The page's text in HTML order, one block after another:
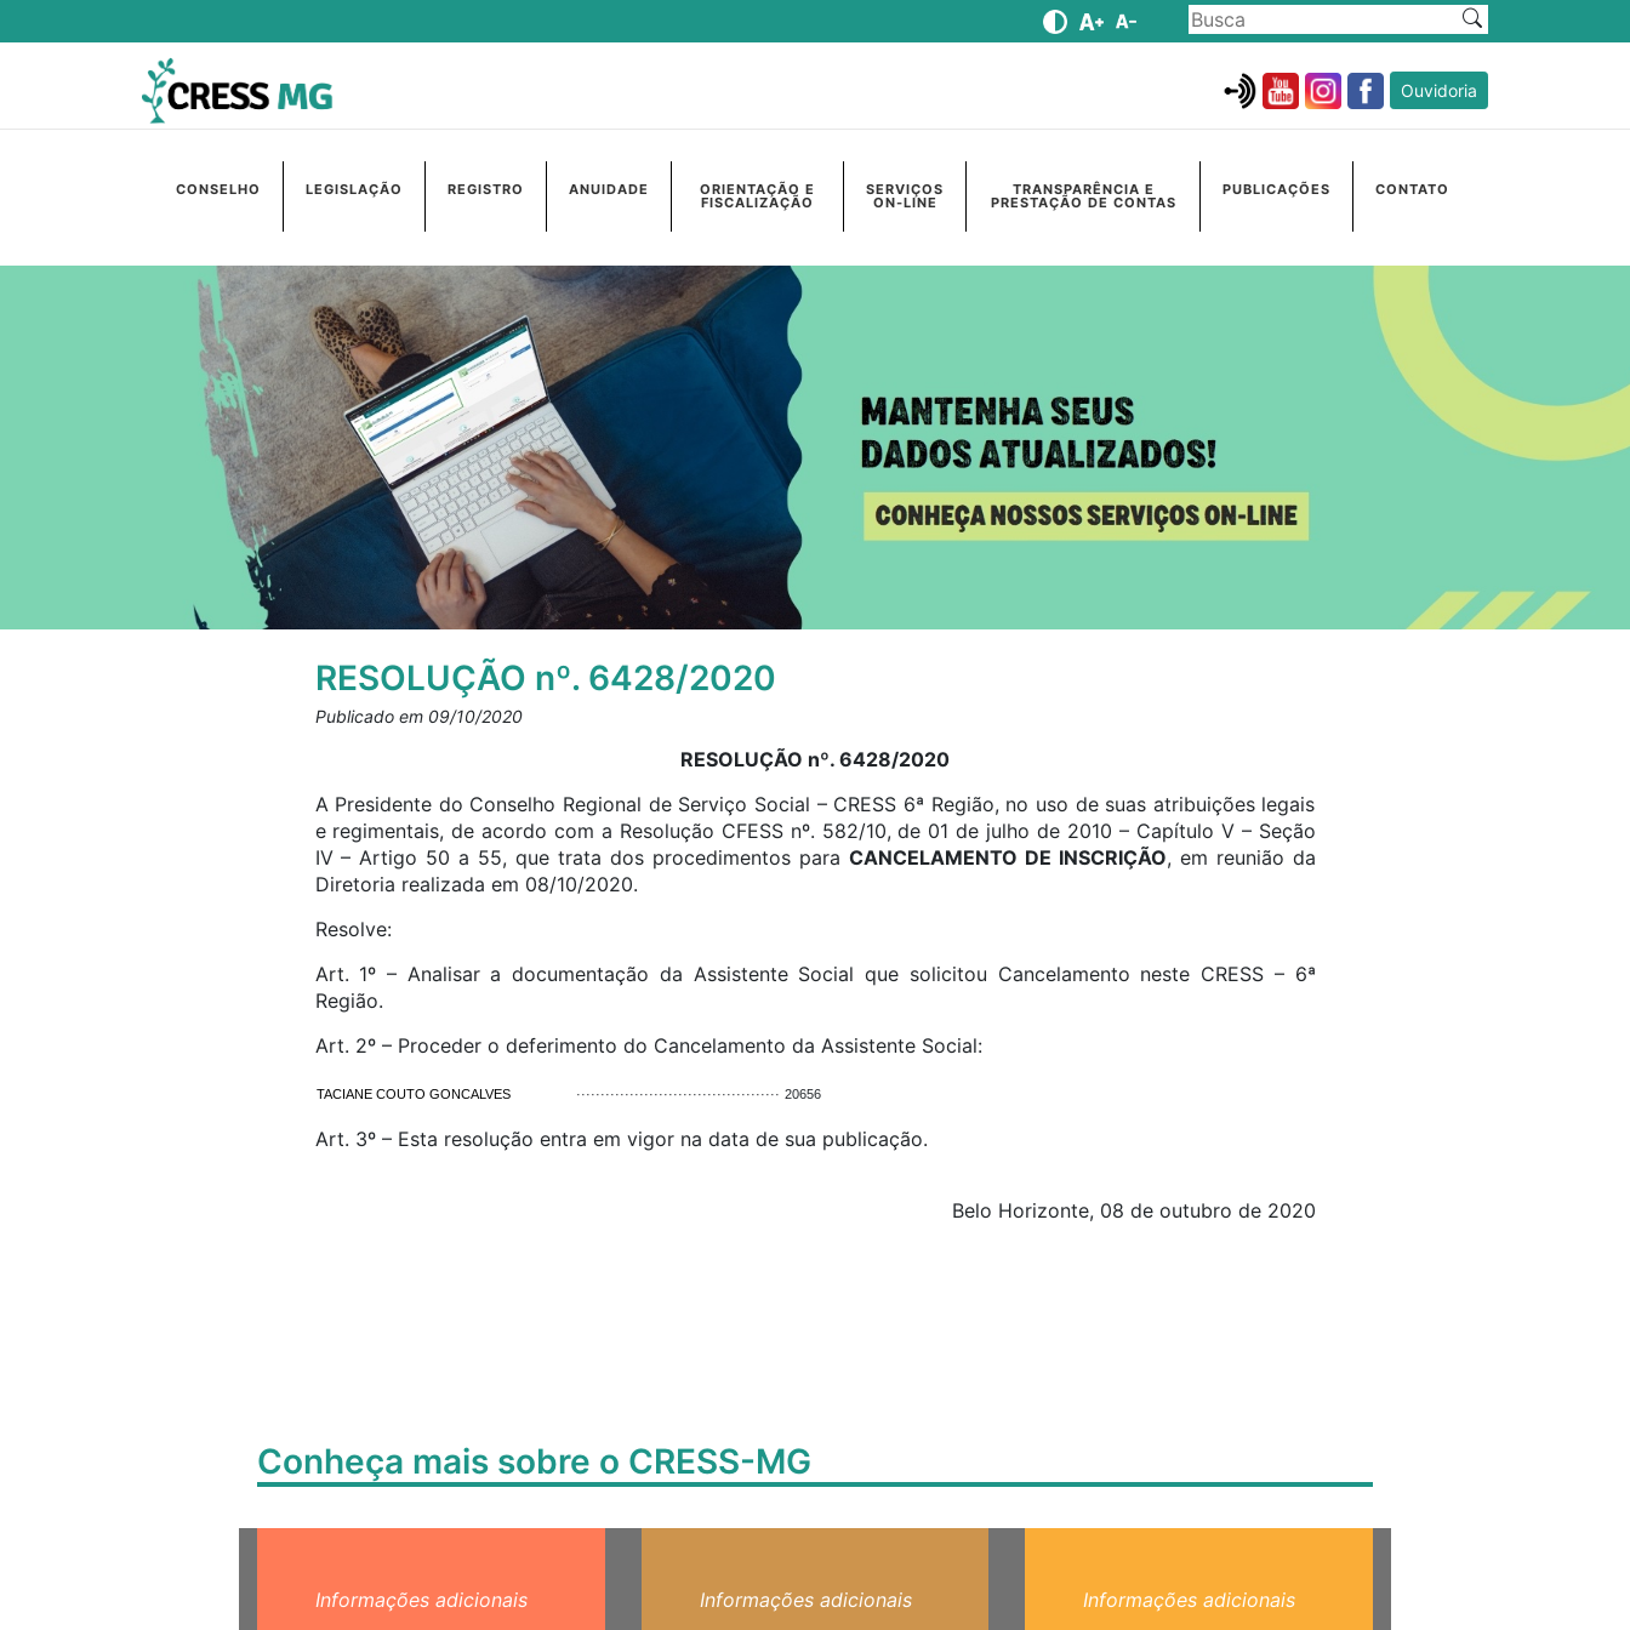
Ouvidoria
CONSELHO LEGISLAÇÃO REGISTRO ANUIDADE ORIENTAÇÃO E
FISCALIZAÇÃO
SERVIÇOS
ON-LINE
TRANSPARÊNCIA E
PRESTAÇÃO DE CONTAS
PUBLICAÇÕES CONTATO
RESOLUÇÃO nº. 6428/2020
Publicado em 09/10/2020
RESOLUÇÃO nº. 6428/2020
A Presidente do Conselho Regional de Serviço Social – CRESS 6ª Região, no uso de suas atribuições legais
e regimentais, de acordo com a Resolução CFESS nº. 582/10, de 01 de julho de 2010 – Capítulo V – Seção
IV – Artigo 50 a 55, que trata dos procedimentos para CANCELAMENTO DE INSCRIÇÃO, em reunião da
Diretoria realizada em 08/10/2020.
Resolve:
Art. 1º – Analisar a documentação da Assistente Social que solicitou Cancelamento neste CRESS – 6ª
Região.
Art. 2º – Proceder o deferimento do Cancelamento da Assistente Social:
TACIANE COUTO GONCALVES ·········································· 20656
Art. 3º – Esta resolução entra em vigor na data de sua publicação.
Belo Horizonte, 08 de outubro de 2020
Conheça mais sobre o CRESS-MG
Informações adicionais Informações adicionais Informações adicionais